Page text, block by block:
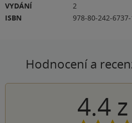
VYDÁNÍ
2
ISBN
978-80-242-6737-
Hodnocení a
4.4 z